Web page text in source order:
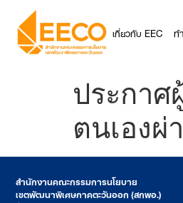
เกี่ยวกับ EEC ท
ประกาศ
ตนเองผ่
สำนักงานคณะกรรมการนโยบาย
เขตพัฒนาพิเศษภาคตะวันออก (สกพอ.)